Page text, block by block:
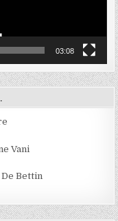
03:08
Vani
De Bettin